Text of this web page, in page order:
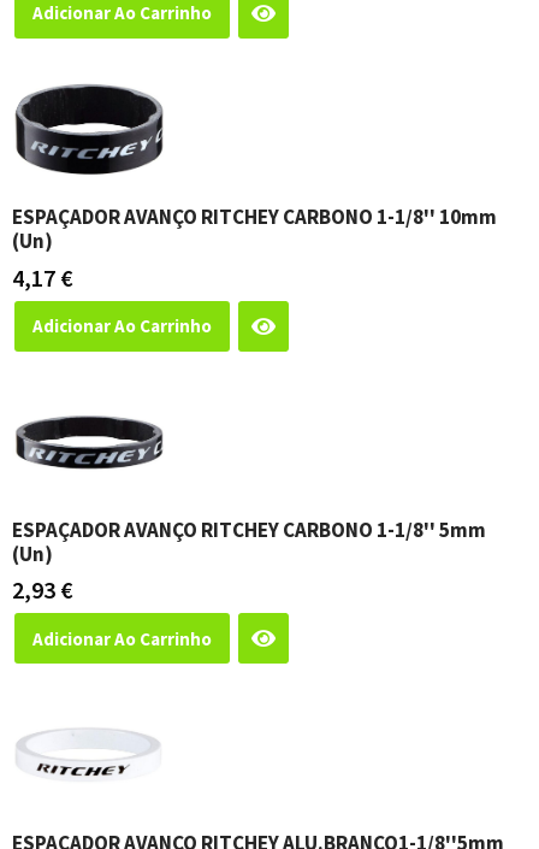
Adicionar Ao Carrinho
ESPAÇADOR AVANÇO RITCHEY CARBONO 1-1/8'' 10mm
(un)
4,17 €
Adicionar Ao Carrinho
ESPAÇADOR AVANÇO RITCHEY CARBONO 1-1/8'' 5mm
(un)
2,93 €
Adicionar Ao Carrinho
ESPAÇADOR AVANÇO RITCHEY ALU.BRANCO1-1/8''5mm